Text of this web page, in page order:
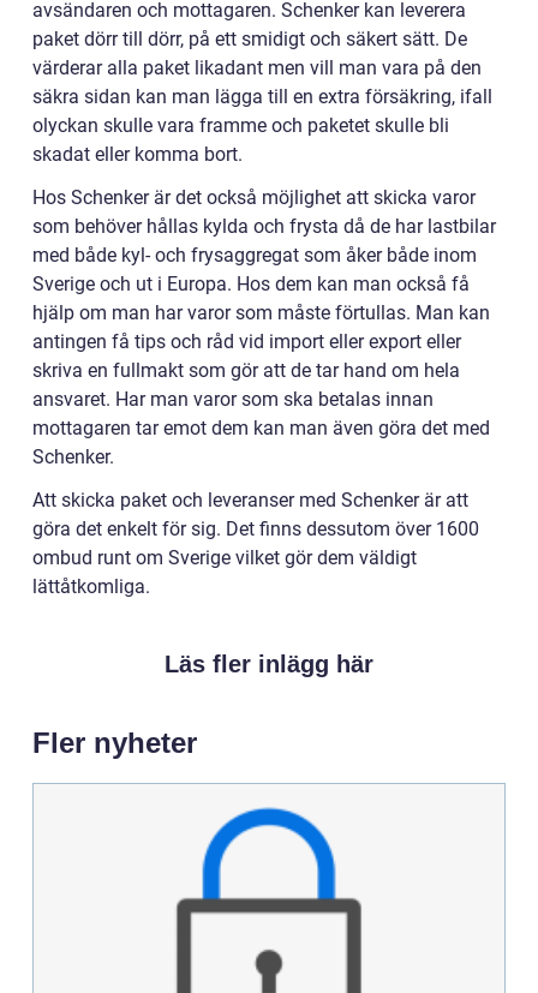
avsändaren och mottagaren. Schenker kan leverera
paket dörr till dörr, på ett smidigt och säkert sätt. De
värderar alla paket likadant men vill man vara på den
säkra sidan kan man lägga till en extra försäkring, ifall
olyckan skulle vara framme och paketet skulle bli
skadat eller komma bort.
Hos Schenker är det också möjlighet att skicka varor
som behöver hållas kylda och frysta då de har lastbilar
med både kyl- och frysaggregat som åker både inom
Sverige och ut i Europa. Hos dem kan man också få
hjälp om man har varor som måste förtullas. Man kan
antingen få tips och råd vid import eller export eller
skriva en fullmakt som gör att de tar hand om hela
ansvaret. Har man varor som ska betalas innan
mottagaren tar emot dem kan man även göra det med
Schenker.
Att skicka paket och leveranser med Schenker är att
göra det enkelt för sig. Det finns dessutom över 1600
ombud runt om Sverige vilket gör dem väldigt
lättåtkomliga.
Läs fler inlägg här
Fler nyheter